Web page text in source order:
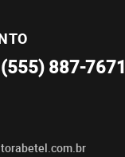
887-7671